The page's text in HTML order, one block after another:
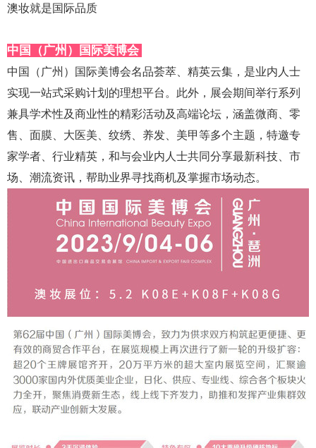
澳妆就是国际品质
中国（广州）国际美博会
中国（广州）国际美博会名品荟萃、精英云集，是业内人士
实现一站式采购计划的理想平台。 此外，展会期间举行系列
兼具学术性及商业性的精彩活动及高端论坛，涵盖微商、零
售、面膜、大医美、纹绣、养发、美甲等多个主题，特邀专
家学者、行业精英，和与会业内人士共同分享最新科技、市
场、潮流资讯，帮助业界寻找商机及掌握市场动态。